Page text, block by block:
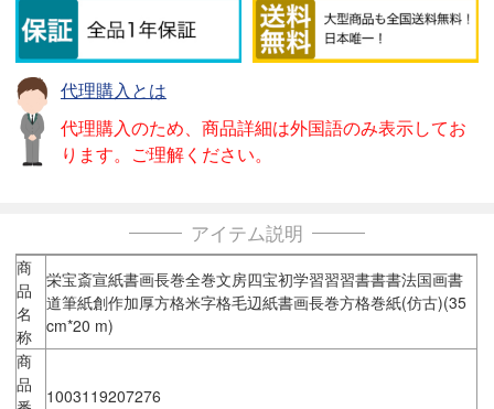
代理購入とは
代理購入のため、商品詳細は外国語のみ表示してお
ります。ご理解ください。
アイテム説明
商
品
名
称
栄宝斎宣紙書画長巻全巻文房四宝初学習習習書書書法国画書
道筆紙創作加厚方格米字格毛辺紙書画長巻方格巻紙(仿古)(35
cm*20 m)
商
品
1003119207276